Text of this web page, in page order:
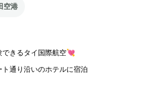
空港
できるタイ国際航空💘
通り沿いのホテルに宿泊